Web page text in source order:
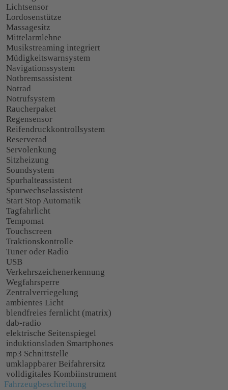
Lichtsensor
Lordosenstütze
Massagesitz
Mittelarmlehne
Musikstreaming integriert
Müdigkeitswarnsystem
Navigationssystem
Notbremsassistent
Notrad
Notrufsystem
Raucherpaket
Regensensor
Reifendruckkontrollsystem
Reserverad
Servolenkung
Sitzheizung
Soundsystem
Spurhalteassistent
Spurwechselassistent
Start Stop Automatik
Tagfahrlicht
Tempomat
Touchscreen
Traktionskontrolle
Tuner oder Radio
USB
Verkehrszeichenerkennung
Wegfahrsperre
Zentralverriegelung
ambientes Licht
blendfreies fernlicht (matrix)
dab-radio
elektrische Seitenspiegel
induktionsladen Smartphones
mp3 Schnittstelle
umklappbarer Beifahrersitz
volldigitales Kombiinstrument
Fahrzeugbeschreibung